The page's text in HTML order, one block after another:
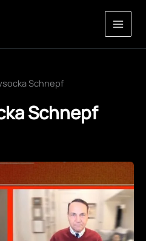
Schnepf
Schnepf